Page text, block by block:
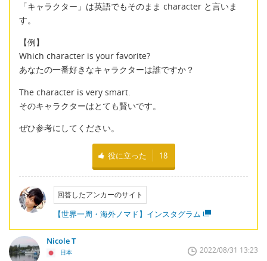
「キャラクター」は英語でもそのまま character と言いま
す。
【例】
Which character is your favorite?
あなたの一番好きなキャラクターは誰ですか？
The character is very smart.
そのキャラクターはとても賢いです。
ぜひ参考にしてください。
役に立った 18
回答したアンカーのサイト
【世界一周・海外ノマド】インスタグラム
Nicole T
日本 2022/08/31 13:23